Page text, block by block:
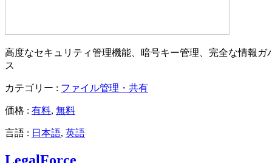
高度なセキュリティ管理機能、暗号キー管理、完全な情報
ス
カテゴリー : ファイル管理・共有
価格 : 有料, 無料
言語 : 日本語, 英語
LegalForce